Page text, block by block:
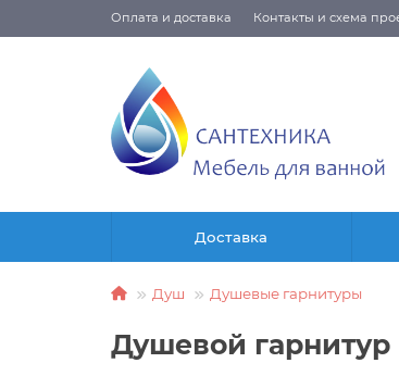
Оплата и доставка Контакты и схема
Доставка
Душ Душевые гарнитуры
Душевой